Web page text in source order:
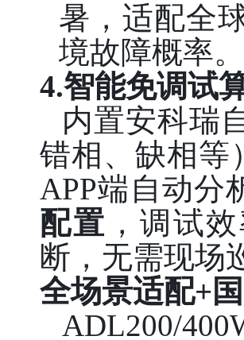
暑，适配全
境故障概率。
4.智能免调试
内置安科瑞
错相、缺相等
APP端自动分
配置 ，调试
断，无需现场
全场景适配+
ADL200/